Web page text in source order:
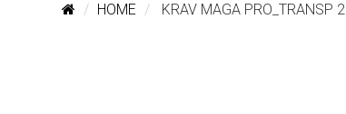
HOME KRAV MAGA PRO_TRANSP 2